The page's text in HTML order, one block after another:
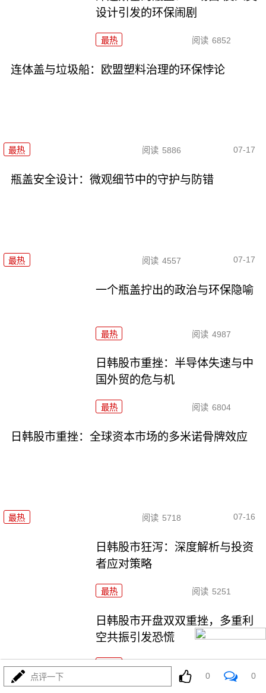
设计引发的环保闹剧
最热 阅读 6852
连体盖与垃圾船：欧盟塑料治理的环保悖论
最热 阅读 5886 07-17
瓶盖安全设计：微观细节中的守护与防错
最热 阅读 4557 07-17
一个瓶盖拧出的政治与环保隐喻
最热 阅读 4987
日韩股市重挫：半导体失速与中
国外贸的危与机
最热 阅读 6804
日韩股市重挫：全球资本市场的多米诺骨牌效应
最热 阅读 5718 07-16
日韩股市狂泻：深度解析与投资
者应对策略
最热 阅读 5251
日韩股市开盘双双重挫，多重利
空共振引发恐慌
最热
点评一下 0 0